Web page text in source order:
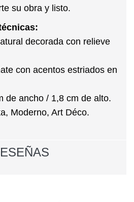
su obra y listo.
decorada con relieve
con acentos estriados en
de ancho / 1,8 cm de alto.
Moderno, Art Déco.